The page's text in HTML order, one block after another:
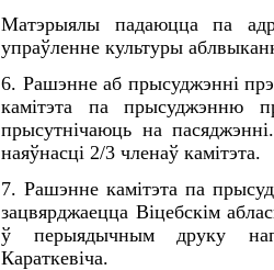
Матэрыялы падаюцца па
упраўленне культуры
6. Рашэнне аб прысуджэннi
камiтэта па прысуджэнню
прысутнiчаюць на
наяўнасцi 2/3 членаў камiтэта.
7. Рашэнне камiтэта па
зацвярджаецца Вiцебскiм
ў перыядычным друку
Караткевiча.